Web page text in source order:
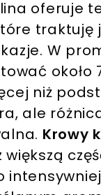
oferuje
traktuję
W
około
niż
ale
Krowy
większą